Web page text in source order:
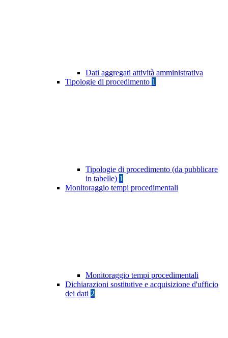
Dati aggregati attività amministrativa
Tipologie di procedimento 1
Tipologie di procedimento (da pubblicare
in tabelle) 1
Monitoraggio tempi procedimentali
Monitoraggio tempi procedimentali
Dichiarazioni sostitutive e acquisizione d'ufficio
dei dati 2